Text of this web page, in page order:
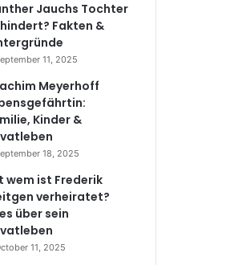
Jauchs Tochter
Fakten &
11, 2025
Meyerhoff
Kinder &
18, 2025
wem ist Frederik
verheiratet?
über sein
11, 2025